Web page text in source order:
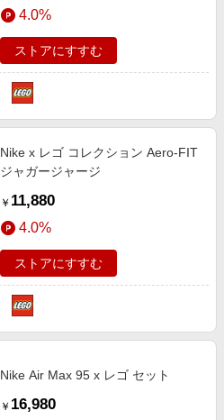
4.0%
ストアにすすむ
Nike x レゴ コレクション Aero-FIT
ジャガージャージ
￥ 11,880
4.0%
ストアにすすむ
Nike Air Max 95 x レゴ セット
￥ 16,980